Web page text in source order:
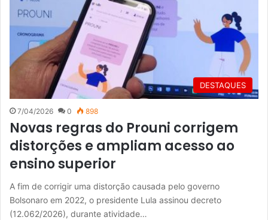
DESTAQUES
7/04/2026 0 898
Novas regras do Prouni corrigem
distorções e ampliam acesso ao
ensino superior
A fim de corrigir uma distorção causada pelo governo
Bolsonaro em 2022, o presidente Lula assinou decreto
(12.062/2026), durante atividade…